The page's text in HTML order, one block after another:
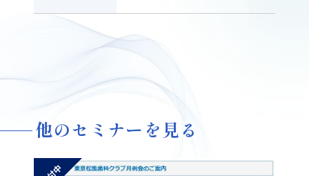
他のセミナーを見る